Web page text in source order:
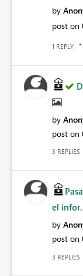
by
post on
1 REPLY
by
post on
3 REPLIES
el
by
post on
3 REPLIES